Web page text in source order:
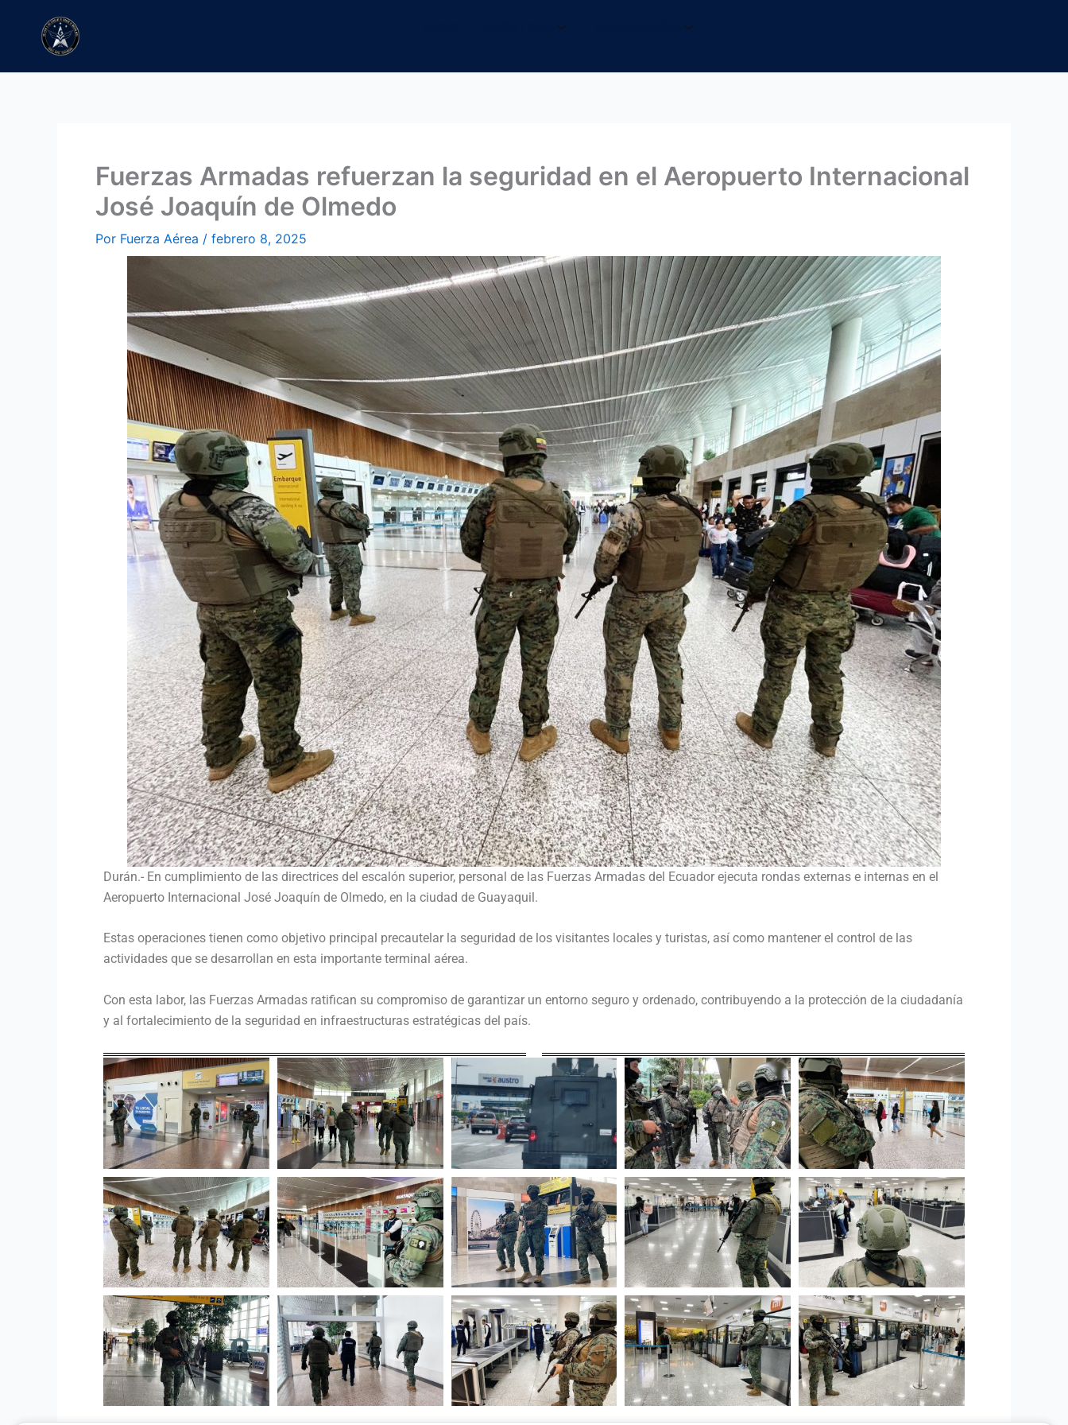
contenido
Fuerzas Armadas refuerzan la seguridad en el Aeropuerto Internacional
José Joaquín de Olmedo
Por Fuerza Aérea / febrero 8, 2025
Durán.- En cumplimiento de las directrices del escalón superior, personal de las Fuerzas Armadas del Ecuador ejecuta rondas externas e internas en el
Aeropuerto Internacional José Joaquín de Olmedo, en la ciudad de Guayaquil.
Estas operaciones tienen como objetivo principal precautelar la seguridad de los visitantes locales y turistas, así como mantener el control de las
actividades que se desarrollan en esta importante terminal aérea.
Con esta labor, las Fuerzas Armadas ratifican su compromiso de garantizar un entorno seguro y ordenado, contribuyendo a la protección de la ciudadanía
y al fortalecimiento de la seguridad en infraestructuras estratégicas del país.